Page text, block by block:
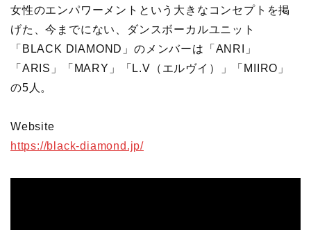
女性のエンパワーメントという大きなコンセプトを掲
げた、今までにない、ダンスボーカルユニット
「BLACK DIAMOND」のメンバーは「ANRI」
「ARIS」「MARY」「L.V（エルヴイ）」「MIIRO」
の5人。
Website
https://black-diamond.jp/